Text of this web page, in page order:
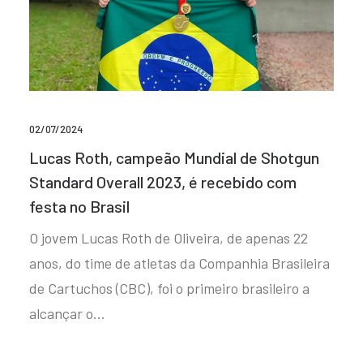
02/07/2024
Lucas Roth, campeão Mundial de Shotgun
Standard Overall 2023, é recebido com
festa no Brasil
O jovem Lucas Roth de Oliveira, de apenas 22
anos, do time de atletas da Companhia Brasileira
de Cartuchos (CBC), foi o primeiro brasileiro a
alcançar o…